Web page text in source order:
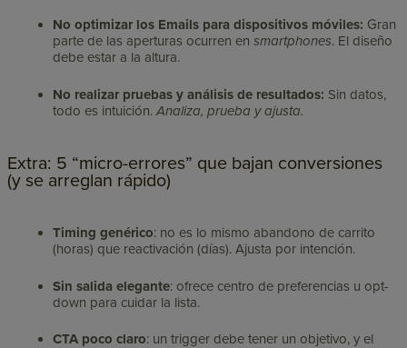
No optimizar los Emails para dispositivos móviles: Gran
parte de las aperturas ocurren ensmartphones. El diseño
debe estar a la altura.
No realizar pruebas y análisis de resultados: Sin datos,
todo es intuición.Analiza, prueba y ajusta.
Extra: 5 “micro-errores” que bajan conversiones
(y se arreglan rápido)
Timing genérico: no es lo mismo abandono de carrito
(horas) que reactivación (días). Ajusta por intención.
Sin salida elegante: ofrece centro de preferencias u opt-
down para cuidar la lista.
CTA poco claro: un trigger debe tener un objetivo, y el